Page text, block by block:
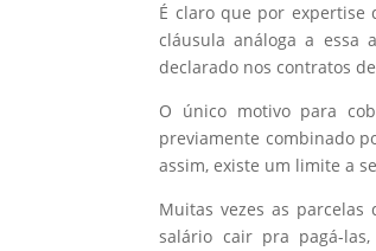
É claro que por expertise
cláusula análoga a essa
declarado nos contratos
O único motivo para
previamente combinado
assim, existe um limite a
Muitas vezes as
salário cair pra pagá-